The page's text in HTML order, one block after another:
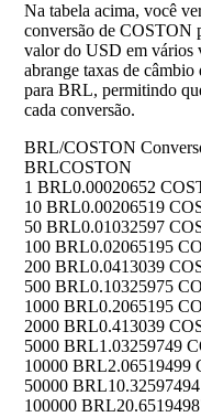
Na tabela acima, você
conversão de COSTON
valor do USD em vários
abrange taxas de
para BRL, permitindo
cada conversão.
BRL/COSTON
BRLCOSTON
1 BRL0.00020652
10 BRL0.00206519
50 BRL0.01032597
100 BRL0.02065195
200 BRL0.0413039
500 BRL0.10325975
1000 BRL0.2065195
2000 BRL0.413039
5000 BRL1.03259749
10000 BRL2.06519499
50000 BRL
100000 BRL